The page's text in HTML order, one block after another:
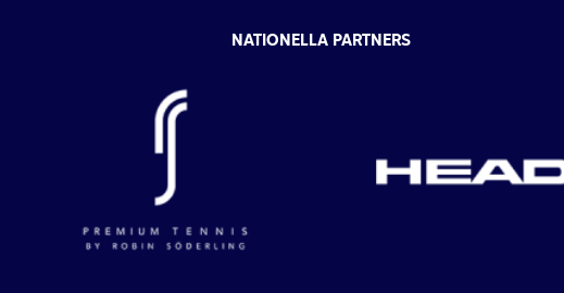
NATIONELLA PARTNERS